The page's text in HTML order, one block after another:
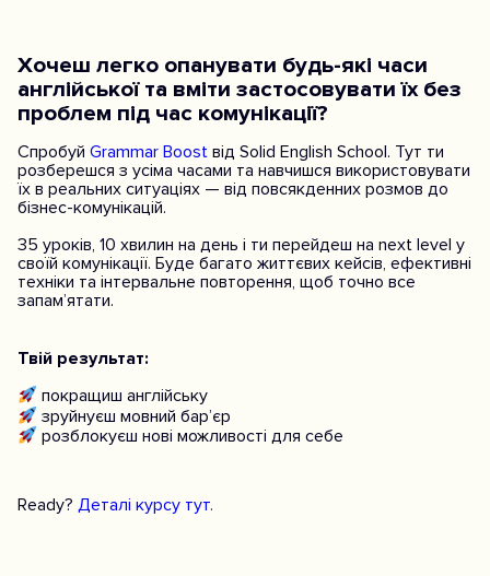
Хочеш легко опанувати будь-які часи
англійської та вміти застосовувати їх без
проблем під час комунікації?
Спробуй Grammar Boost від Solid English School. Тут ти
розберешся з усіма часами та навчишся використовувати
їх в реальних ситуаціях — від повсякденних розмов до
бізнес-комунікацій.
35 уроків, 10 хвилин на день і ти перейдеш на next level у
своїй комунікації. Буде багато життєвих кейсів, ефективні
техніки та інтервальне повторення, щоб точно все
запам’ятати.
Твій результат:
покращиш англійську
зруйнуєш мовний бар’єр
розблокуєш нові можливості для себе
Ready? Деталі курсу тут.